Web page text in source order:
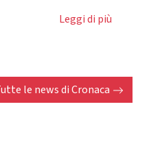
Leggi di più
le news diCronaca